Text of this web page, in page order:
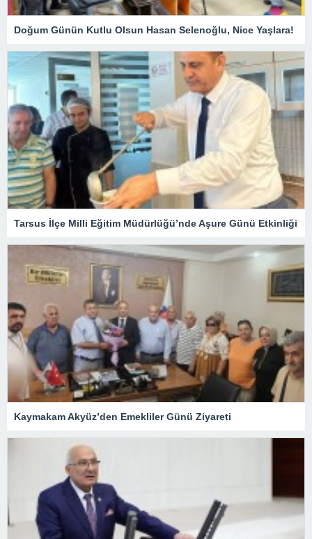
Doğum Günün Kutlu Olsun Hasan Selenoğlu, Nice Yaşlara!
Tarsus İlçe Milli Eğitim Müdürlüğü’nde Aşure Günü Etkinliği
Kaymakam Akyüz’den Emekliler Günü Ziyareti